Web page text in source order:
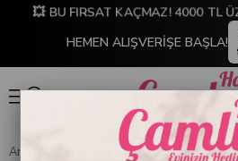
💥 BU FIRSAT KAÇMAZ! 4000 TL
HEMEN ALIŞVERİŞE BAŞLA!
Anasayfa EMAYE DÜNYASI Kupa ve